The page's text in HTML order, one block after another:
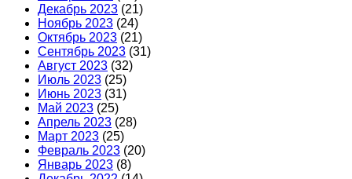
Декабрь 2023 (21)
Ноябрь 2023 (24)
Октябрь 2023 (21)
Сентябрь 2023 (31)
Август 2023 (32)
Июль 2023 (25)
Июнь 2023 (31)
Май 2023 (25)
Апрель 2023 (28)
Март 2023 (25)
Февраль 2023 (20)
Январь 2023 (8)